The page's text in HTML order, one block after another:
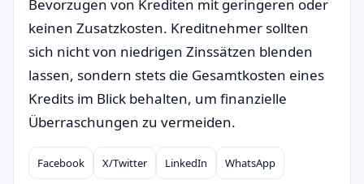
Bevorzugen von Krediten mit geringeren oder
keinen Zusatzkosten. Kreditnehmer sollten
sich nicht von niedrigen Zinssätzen blenden
lassen, sondern stets die Gesamtkosten eines
Kredits im Blick behalten, um finanzielle
Überraschungen zu vermeiden.
Compartilhar
Facebook X/Twitter LinkedIn WhatsApp